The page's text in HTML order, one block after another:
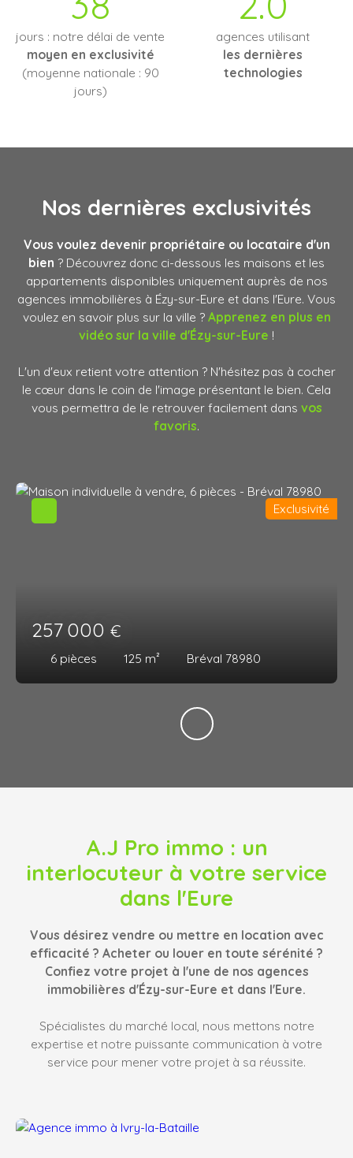
jours : notre délai de vente
moyen en exclusivité
(moyenne nationale : 90
jours)
agences utilisant
les dernières
technologies
Nos dernières exclusivités
Vous voulez devenir propriétaire ou locataire d'un
bien ? Découvrez donc ci-dessous les maisons et les
appartements disponibles uniquement auprès de nos
agences immobilières à Ézy-sur-Eure et dans l'Eure. Vous
voulez en savoir plus sur la ville ? Apprenez en plus en
vidéo sur la ville d'Ézy-sur-Eure !
L'un d'eux retient votre attention ? N'hésitez pas à cocher
le cœur dans le coin de l'image présentant le bien. Cela
vous permettra de le retrouver facilement dans vos
favoris.
257 000 €
6 pièces 125 m² Bréval 78980
Exclusivité
A.J Pro immo : un
interlocuteur à votre service
dans l'Eure
Vous désirez vendre ou mettre en location avec
efficacité ? Acheter ou louer en toute sérénité ?
Confiez votre projet à l'une de nos agences
immobilières d'Ézy-sur-Eure et dans l'Eure.
Spécialistes du marché local, nous mettons notre
expertise et notre puissante communication à votre
service pour mener votre projet à sa réussite.